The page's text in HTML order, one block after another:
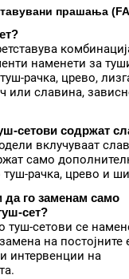
прашања
наменети за
рачка, црево,
или славина,
сетови содржат
вклучуваат
само
рачка, црево и
го заменам само
сет?
туш-сетови се
на постојните
интервенции на